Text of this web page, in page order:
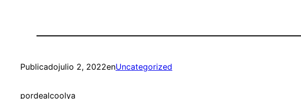
Publicadojulio 2, 2022enUncategorized
pordealcoolya